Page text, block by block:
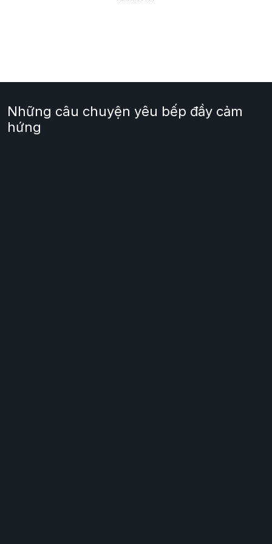
Những câu chuyện yêu bếp đầy cảm
hứng